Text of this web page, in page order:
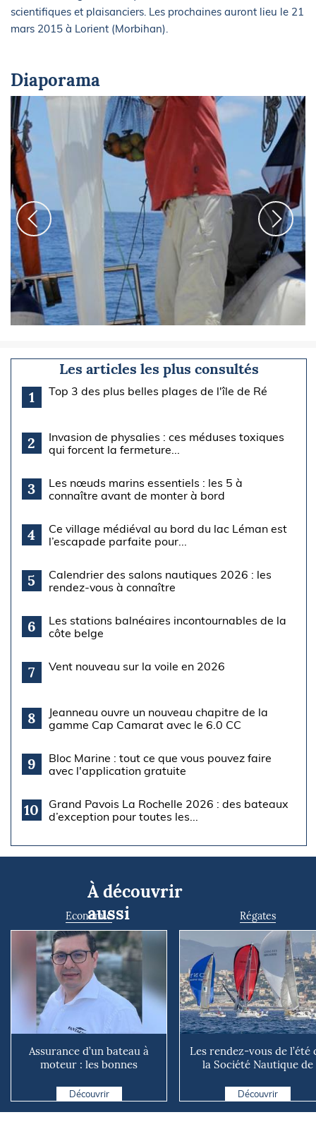
scientifiques et plaisanciers. Les prochaines auront lieu le 21
mars 2015 à Lorient (Morbihan).
Diaporama
Les articles les plus consultés
1
Top 3 des plus belles plages de l'île de Ré
2
Invasion de physalies : ces méduses toxiques
qui forcent la fermeture...
3
Les nœuds marins essentiels : les 5 à
connaître avant de monter à bord
4
Ce village médiéval au bord du lac Léman est
l’escapade parfaite pour...
5
Calendrier des salons nautiques 2026 : les
rendez-vous à connaître
6
Les stations balnéaires incontournables de la
côte belge
7 Vent nouveau sur la voile en 2026
8
Jeanneau ouvre un nouveau chapitre de la
gamme Cap Camarat avec le 6.0 CC
9
Bloc Marine : tout ce que vous pouvez faire
avec l'application gratuite
10
Grand Pavois La Rochelle 2026 : des bateaux
d’exception pour toutes les...
À découvrir
aussi
Economie
Assurance d’un bateau à
moteur : les bonnes
d...
Découvrir
Régates
Les rendez-vous de l’été
la Société Nautique de
Découvrir